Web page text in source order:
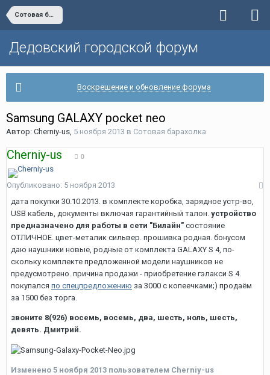
Сотовая барахолка
Дедовский городской форум
Воскрешение и обновление форума
Samsung GALAXY pocket neo
Автор: Cherniy-us, 5 ноября 2013 в Сотовая барахолка
Cherniy-us 0
Опубликовано: 5 ноября 2013
дата покупки 30.10.2013. в комплекте коробка, зарядное устр-во,
USB кабель, документы включая гарантийный талон. устройство
предназначено для работы в сети "Билайн" состояние
ОТЛИЧНОЕ. цвет-металик сильвер. прошивка родная. бонусом
даю наушники новые, родные от комплекта GALAXY S 4, по-
скольку комплекте предложенной модели наушников не
предусмотрено. причина продажи - приобретение гэлакси S 4.
покупался по спецпредложению за 3000 с копеечками;) продаём
за 1500 без торга.
звоните 8(926) восемь, восемь, два, шесть, ноль, шесть,
девять. Дмитрий.
Изменено 5 ноября 2013 пользователем Cherniy-us